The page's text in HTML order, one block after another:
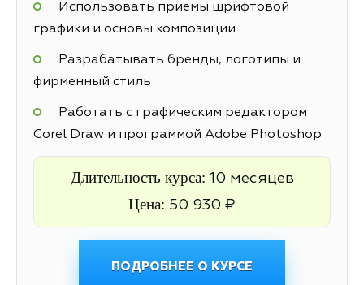
Использовать приёмы шрифтовой
графики и основы композиции
Разрабатывать бренды, логотипы и
фирменный стиль
Работать с графическим редактором
Corel Draw и программой Adobe Photoshop
Длительность курса: 10 месяцев
Цена: 50 930 ₽
ПОДРОБНЕЕ О КУРСЕ